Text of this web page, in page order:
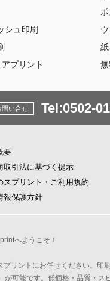
シュ印刷
プリント
紙
問い合せ Tel:0502-
要
取引法に基づく提示
スプリント・ご利用規約
報保護方針
へようこそ！
リントにお任せください。印
可能です。低価格・品質・ス